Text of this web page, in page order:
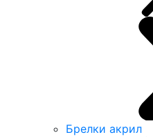
Брелки акрил